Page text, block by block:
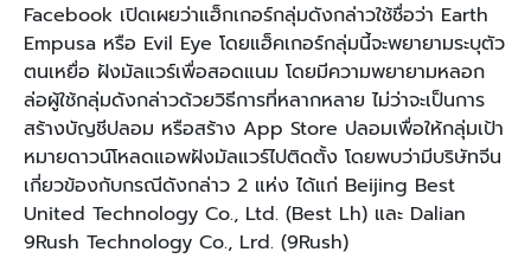
Facebook เปิดเผยว่าแฮ็กเกอร์กลุ่มดังกล่าวใช้ชื่อว่า Earth
Empusa หรือ Evil Eye โดยแฮ็คเกอร์กลุ่มนี้จะพยายามระบุตัว
ตนเหยื่อ ฝังมัลแวร์เพื่อสอดแนม โดยมีความพยายามหลอก
ล่อผู้ใช้กลุ่มดังกล่าวด้วยวิธีการที่หลากหลาย ไม่ว่าจะเป็นการ
สร้างบัญชีปลอม หรือสร้าง App Store ปลอมเพื่อให้กลุ่มเป้า
หมายดาวน์โหลดแอพฝังมัลแวร์ไปติดตั้ง โดยพบว่ามีบริษัทจีน
เกี่ยวข้องกับกรณีดังกล่าว 2 แห่ง ได้แก่ Beijing Best
United Technology Co., Ltd. (Best Lh) และ Dalian
9Rush Technology Co., Lrd. (9Rush)